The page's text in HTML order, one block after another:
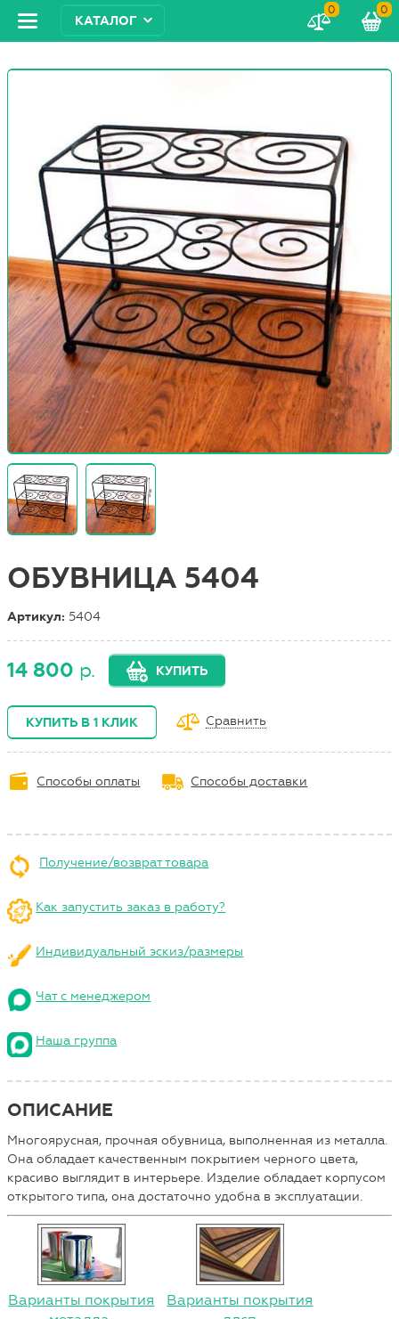
КАТАЛОГ
0 0
ОБУВНИЦА 5404
Артикул: 5404
14 800 р. КУПИТЬ
КУПИТЬ В 1 КЛИК Сравнить
Способы оплаты Способы доставки
Получение/возврат товара
Как запустить заказ в работу?
Индивидуальный эскиз/размеры
Чат с менеджером
Наша группа
ОПИСАНИЕ
Многоярусная, прочная обувница, выполненная из металла.
Она обладает качественным покрытием черного цвета,
красиво выглядит в интерьере. Изделие обладает корпусом
открытого типа, она достаточно удобна в эксплуатации.
Варианты покрытия
Варианты покрытия